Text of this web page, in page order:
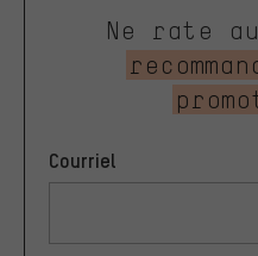
Ne rate
Courriel